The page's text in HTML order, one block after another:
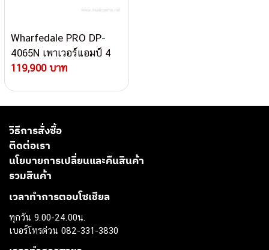
Wharfedale PRO DP-
4065N เพาเวอร์แอมป์ 4
แชนแนล
119,900 บาท
วิธีการสั่งซื้อ
ติดต่อเรา
นโยบายการเปลี่ยนและคืนสินค้า
รวมสินค้า
เวลาทำการตอบโซเชียล
ทุกวัน 9.00-24.00น.
เบอร์โทรด่วน 082-331-3830